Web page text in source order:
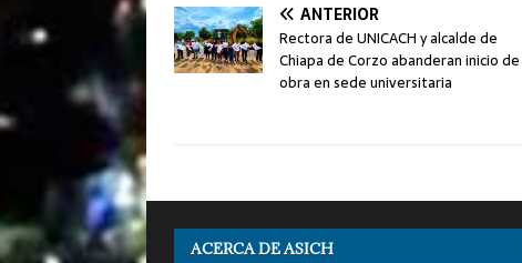
ANTERIOR
Rectora de UNICACH y alcalde de
Chiapa de Corzo abanderan inicio de
obra en sede universitaria
ACERCA DE ASICH